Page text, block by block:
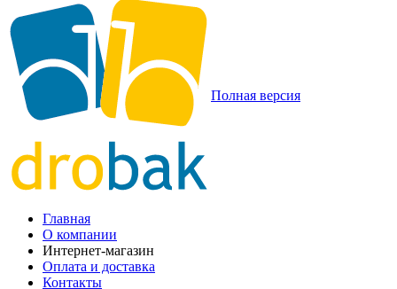
Полная версия
Главная
О компании
Интернет-магазин
Оплата и доставка
Контакты